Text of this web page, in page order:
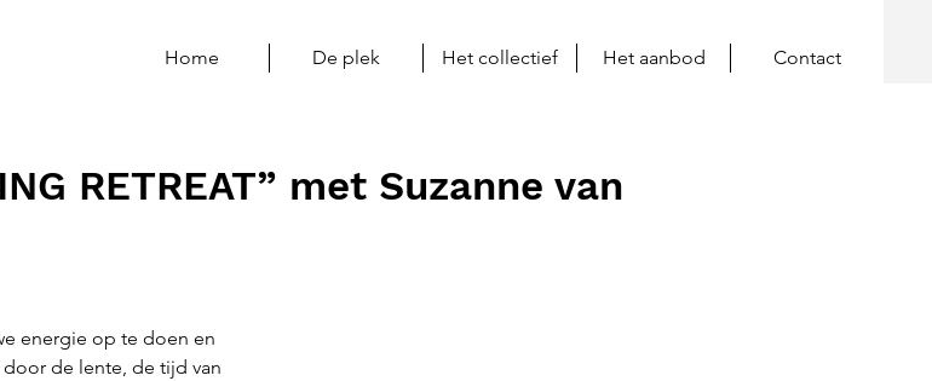
Home De plek Het collectief Het aanbod Contact
RETREAT” met Suzanne van
energie op te doen en
de lente, de tijd van